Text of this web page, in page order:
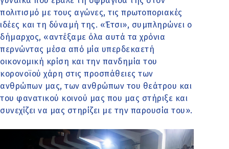
πολιτισμό με τους αγώνες, τις πρωτοποριακές
ιδέες και τη δύναμή της. «Έτσι», συμπληρώνει ο
δήμαρχος, «αντέξαμε όλα αυτά τα χρόνια
περνώντας μέσα από μία υπερδεκαετή
οικονομική κρίση και την πανδημία του
κορονοϊού χάρη στις προσπάθειες των
ανθρώπων μας, των ανθρώπων του θεάτρου και
του φανατικού κοινού μας που μας στήριξε και
συνεχίζει να μας στηρίζει με την παρουσία του».